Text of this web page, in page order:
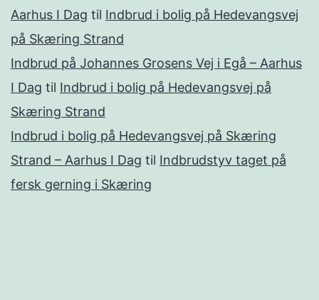
Aarhus I Dag til Indbrud i bolig på Hedevangsvej
på Skæring Strand
Indbrud på Johannes Grosens Vej i Egå – Aarhus
I Dag til Indbrud i bolig på Hedevangsvej på
Skæring Strand
Indbrud i bolig på Hedevangsvej på Skæring
Strand – Aarhus I Dag til Indbrudstyv taget på
fersk gerning i Skæring